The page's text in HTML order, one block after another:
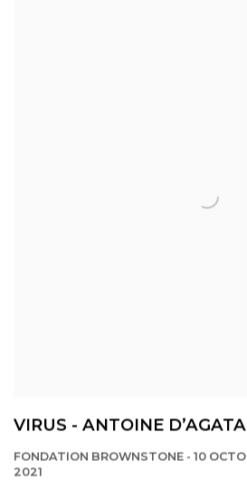
VIRUS - ANTOINE D’AGATA
FONDATION BROWNSTONE - 10
2021